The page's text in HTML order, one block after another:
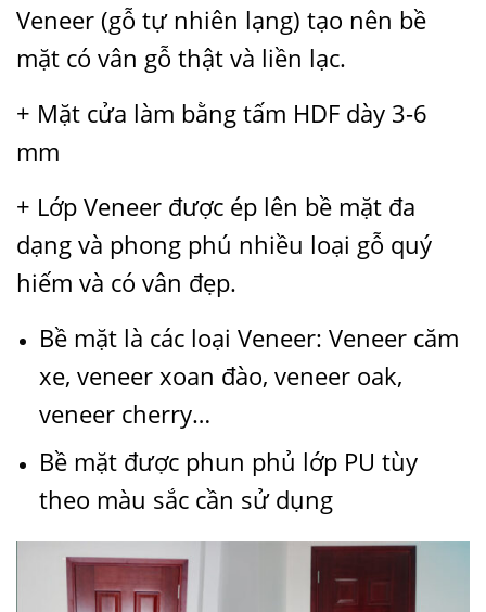
Veneer (gỗ tự nhiên lạng) tạo nên bề
mặt có vân gỗ thật và liền lạc.
+ Mặt cửa làm bằng tấm HDF dày 3-6
mm
+ Lớp Veneer được ép lên bề mặt đa
dạng và phong phú nhiều loại gỗ quý
hiếm và có vân đẹp.
Bề mặt là các loại Veneer: Veneer căm
xe, veneer xoan đào, veneer oak,
veneer cherry…
Bề mặt được phun phủ lớp PU tùy
theo màu sắc cần sử dụng